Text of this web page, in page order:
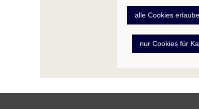
alle Cookies
nur Cookies für